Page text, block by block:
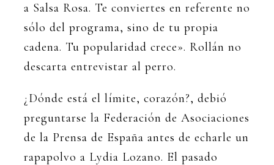
a Salsa Rosa. Te conviertes en referente no
sólo del programa, sino de tu propia
cadena. Tu popularidad crece». Rollán no
descarta entrevistar al perro.
¿Dónde está el límite, corazón?, debió
preguntarse la Federación de Asociaciones
de la Prensa de España antes de echarle un
rapapolvo a Lydia Lozano. El pasado